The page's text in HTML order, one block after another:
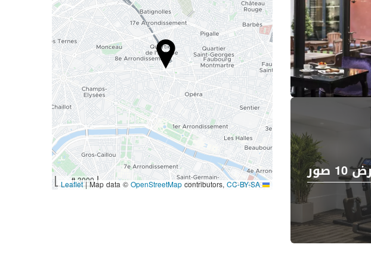
صور 3000 ft Leaflet
|Map data ©OpenStreetMapcontributors,CC-BY-SA